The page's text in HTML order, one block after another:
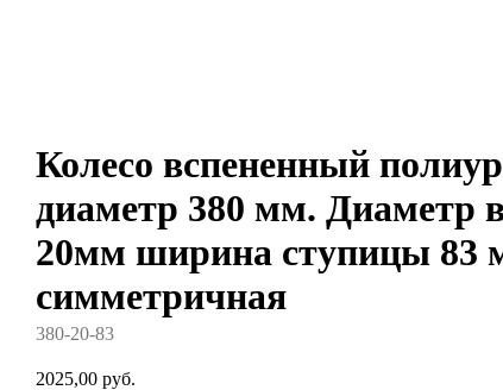
Колесо вспененный
диаметр 380 мм. Диаметр
20мм ширина ступицы 83
симметричная
380-20-83
2025,00 руб.